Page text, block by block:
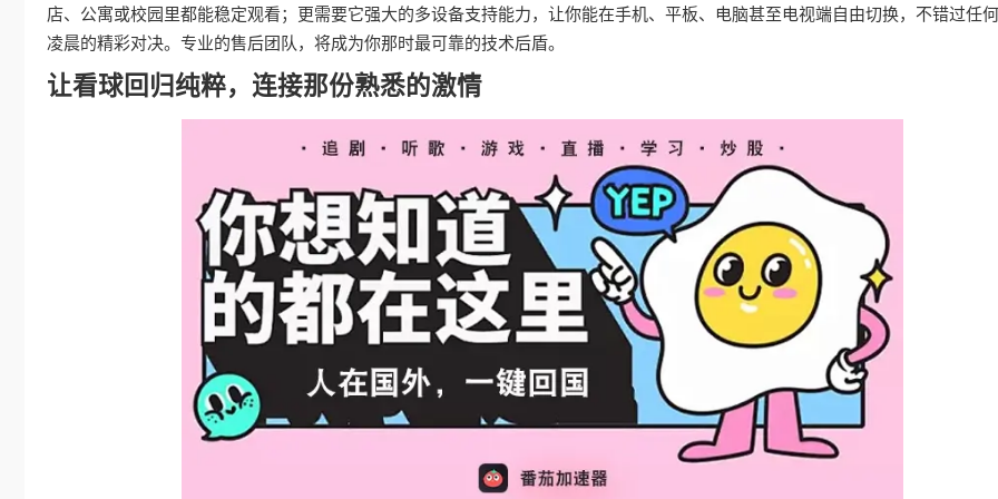
店、公寓或校园里都能稳定观看；更需要它强大的多设备支持能力，让你能在手机、平板、电脑甚至电视端自由切换，不错过任
凌晨的精彩对决。专业的售后团队，将成为你那时最可靠的技术后盾。
让看球回归纯粹，连接那份熟悉的激情